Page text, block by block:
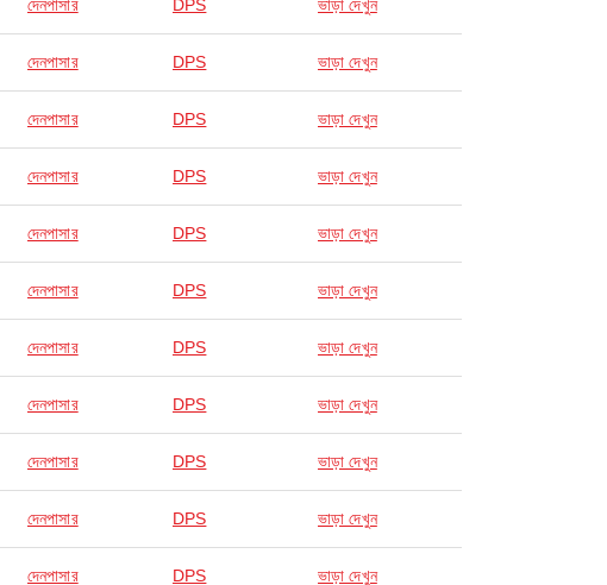
দেনপাসার DPS ভাড়া দেখুন
দেনপাসার DPS ভাড়া দেখুন
দেনপাসার DPS ভাড়া দেখুন
দেনপাসার DPS ভাড়া দেখুন
দেনপাসার DPS ভাড়া দেখুন
দেনপাসার DPS ভাড়া দেখুন
দেনপাসার DPS ভাড়া দেখুন
দেনপাসার DPS ভাড়া দেখুন
দেনপাসার DPS ভাড়া দেখুন
দেনপাসার DPS ভাড়া দেখুন
দেনপাসার DPS ভাড়া দেখুন